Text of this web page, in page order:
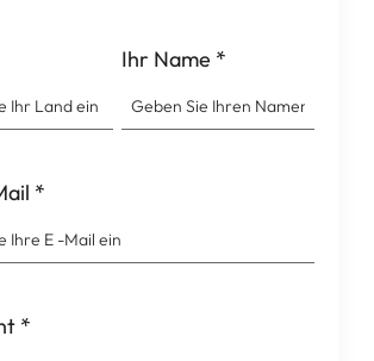
Ihr Name *
*
*